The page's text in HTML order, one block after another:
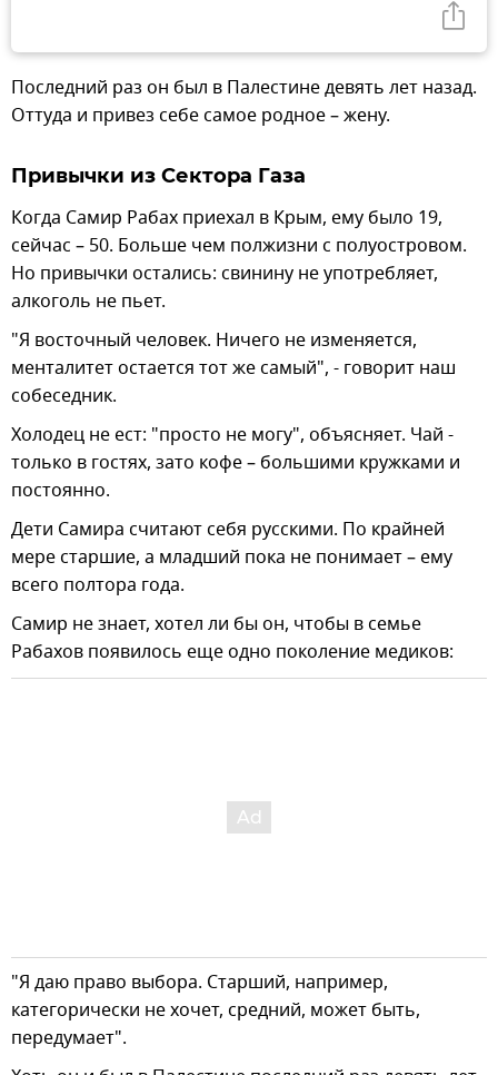
Последний раз он был в Палестине девять лет назад.
Оттуда и привез себе самое родное – жену.
Привычки из Сектора Газа
Когда Самир Рабах приехал в Крым, ему было 19,
сейчас – 50. Больше чем полжизни с полуостровом.
Но привычки остались: свинину не употребляет,
алкоголь не пьет.
"Я восточный человек. Ничего не изменяется,
менталитет остается тот же самый", - говорит наш
собеседник.
Холодец не ест: "просто не могу", объясняет. Чай -
только в гостях, зато кофе – большими кружками и
постоянно.
Дети Самира считают себя русскими. По крайней
мере старшие, а младший пока не понимает – ему
всего полтора года.
Самир не знает, хотел ли бы он, чтобы в семье
Рабахов появилось еще одно поколение медиков:
"Я даю право выбора. Старший, например,
категорически не хочет, средний, может быть,
передумает".